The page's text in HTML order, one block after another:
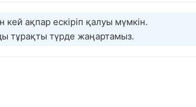
ақпар ескіріп қалуы мүмкін.
тұрақты түрде жаңартамыз.